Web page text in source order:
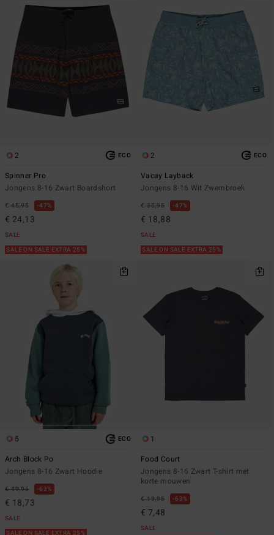
2 ECO
Spinner Pro
Jongens 8-16 Zwart Boardshort
€ 45,95 47%
€ 24,13
SALE
SALE ON SALE EXTRA 25%
2 ECO
Vacay Layback
Jongens 8-16 Wit Zwembroek
€ 35,95 47%
€ 18,88
SALE
SALE ON SALE EXTRA 25%
5 ECO
Arch Block Po
Jongens 8-16 Zwart Hoodie
€ 49,95 63%
€ 18,73
SALE
SALE ON SALE EXTRA 25%
1
Food Court
Jongens 8-16 Zwart T-shirt met
korte mouwen
€ 19,95 63%
€ 7,48
SALE